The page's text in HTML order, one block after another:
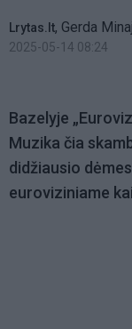
Lrytas.lt, Gerda
2025-05-14 08:24
Bazelyje
Muzika čia
didžiausio
euroviziniame